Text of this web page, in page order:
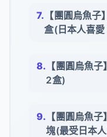
【團圓烏魚
盒(日本人喜
【團圓烏魚
2盒)
【團圓烏魚
塊(最受日本